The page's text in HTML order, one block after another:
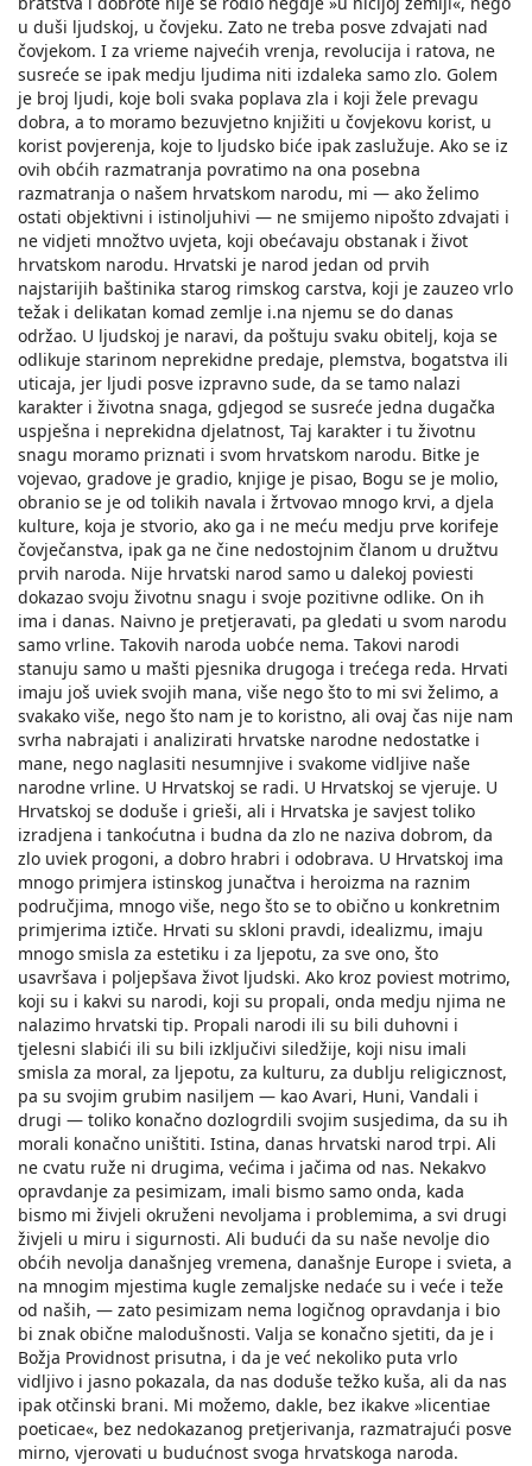
u duši ljudskoj, u čovjeku. Zato ne treba posve zdvajati nad
čovjekom. I za vrieme najvećih vrenja, revolucija i ratova, ne
susreće se ipak medju ljudima niti izdaleka samo zlo. Golem
je broj ljudi, koje boli svaka poplava zla i koji žele prevagu
dobra, a to moramo bezuvjetno knjižiti u čovjekovu korist, u
korist povjerenja, koje to ljudsko biće ipak zaslužuje. Ako se iz
ovih obćih razmatranja povratimo na ona posebna
razmatranja o našem hrvatskom narodu, mi — ako želimo
ostati objektivni i istinoljuhivi — ne smijemo nipošto zdvajati i
ne vidjeti množtvo uvjeta, koji obećavaju obstanak i život
hrvatskom narodu. Hrvatski je narod jedan od prvih
najstarijih baštinika starog rimskog carstva, koji je zauzeo vrlo
težak i delikatan komad zemlje i.na njemu se do danas
održao. U ljudskoj je naravi, da poštuju svaku obitelj, koja se
odlikuje starinom neprekidne predaje, plemstva, bogatstva ili
uticaja, jer ljudi posve izpravno sude, da se tamo nalazi
karakter i životna snaga, gdjegod se susreće jedna dugačka
uspješna i neprekidna djelatnost, Taj karakter i tu životnu
snagu moramo priznati i svom hrvatskom narodu. Bitke je
vojevao, gradove je gradio, knjige je pisao, Bogu se je molio,
obranio se je od tolikih navala i žrtvovao mnogo krvi, a djela
kulture, koja je stvorio, ako ga i ne meću medju prve korifeje
čovječanstva, ipak ga ne čine nedostojnim članom u družtvu
prvih naroda. Nije hrvatski narod samo u dalekoj poviesti
dokazao svoju životnu snagu i svoje pozitivne odlike. On ih
ima i danas. Naivno je pretjeravati, pa gledati u svom narodu
samo vrline. Takovih naroda uobće nema. Takovi narodi
stanuju samo u mašti pjesnika drugoga i trećega reda. Hrvati
imaju još uviek svojih mana, više nego što to mi svi želimo, a
svakako više, nego što nam je to koristno, ali ovaj čas nije nam
svrha nabrajati i analizirati hrvatske narodne nedostatke i
mane, nego naglasiti nesumnjive i svakome vidljive naše
narodne vrline. U Hrvatskoj se radi. U Hrvatskoj se vjeruje. U
Hrvatskoj se doduše i grieši, ali i Hrvatska je savjest toliko
izradjena i tankoćutna i budna da zlo ne naziva dobrom, da
zlo uviek progoni, a dobro hrabri i odobrava. U Hrvatskoj ima
mnogo primjera istinskog junačtva i heroizma na raznim
područjima, mnogo više, nego što se to obično u konkretnim
primjerima iztiče. Hrvati su skloni pravdi, idealizmu, imaju
mnogo smisla za estetiku i za ljepotu, za sve ono, što
usavršava i poljepšava život ljudski. Ako kroz poviest motrimo,
koji su i kakvi su narodi, koji su propali, onda medju njima ne
nalazimo hrvatski tip. Propali narodi ili su bili duhovni i
tjelesni slabići ili su bili izključivi siledžije, koji nisu imali
smisla za moral, za ljepotu, za kulturu, za dublju religicznost,
pa su svojim grubim nasiljem — kao Avari, Huni, Vandali i
drugi — toliko konačno dozlogrdili svojim susjedima, da su ih
morali konačno uništiti. Istina, danas hrvatski narod trpi. Ali
ne cvatu ruže ni drugima, većima i jačima od nas. Nekakvo
opravdanje za pesimizam, imali bismo samo onda, kada
bismo mi živjeli okruženi nevoljama i problemima, a svi drugi
živjeli u miru i sigurnosti. Ali budući da su naše nevolje dio
obćih nevolja današnjeg vremena, današnje Europe i svieta, a
na mnogim mjestima kugle zemaljske nedaće su i veće i teže
od naših, — zato pesimizam nema logičnog opravdanja i bio
bi znak obične malodušnosti. Valja se konačno sjetiti, da je i
Božja Providnost prisutna, i da je već nekoliko puta vrlo
vidljivo i jasno pokazala, da nas doduše težko kuša, ali da nas
ipak otčinski brani. Mi možemo, dakle, bez ikakve »licentiae
poeticae«, bez nedokazanog pretjerivanja, razmatrajući posve
mirno, vjerovati u budućnost svoga hrvatskoga naroda.